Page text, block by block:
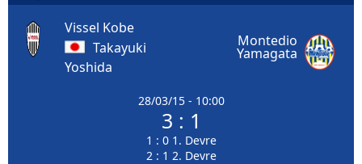
Vissel Kobe
Takayuki
Yoshida
28/03/15 - 10:00
3 : 1
1 : 0 1. Devre
2 : 1 2. Devre
Montedio
Yamagata